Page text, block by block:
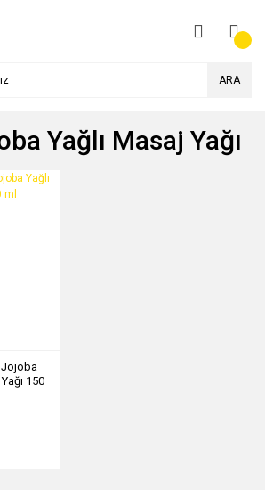
ARA
Yağlı Masaj Yağı
150